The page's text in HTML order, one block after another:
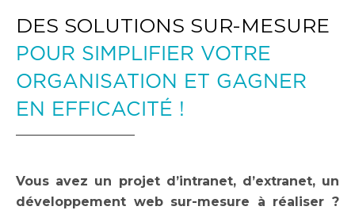
DES SOLUTIONS SUR-MESURE
POUR SIMPLIFIER VOTRE
ORGANISATION ET GAGNER
EN EFFICACITÉ !
Vous avez un projet d’intranet, d’extranet, un
développement web sur-mesure à réaliser ?